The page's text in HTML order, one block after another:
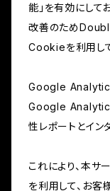
能」を有効にして
改善のため
Cookieを利用して
Google
Google
性レポートとイン
これにより、本
を利用して、お客